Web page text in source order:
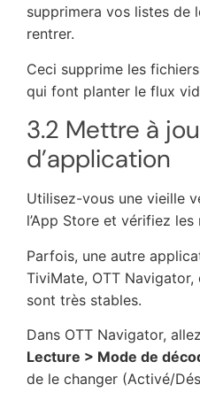
supprimera vos listes de
rentrer.
Ceci supprime les
qui font planter le flux
3.2 Mettre à
d’application
Utilisez-vous une vieille
l’App Store et vérifiez les
Parfois, une autre
TiviMate, OTT Navigator,
sont très stables.
Dans OTT Navigator,
Lecture > Mode de
de le changer (Activé/